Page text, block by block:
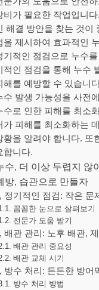
비가 필요한 작업입니
해결 방안을 찾는 것이
을 제시하여 효과적인
기적인 점검으로 누수
적인 점검을 통해 누수
해를 예방할 수 있습니
수 발생 가능성을 사전
수로 인한 피해를 최소
가 피해를 최소화하는
황을 알려야 합니다. 또
합니다.
수, 더 이상 두렵지 않
방, 습관으로 만들자
정기적인 점검: 작은 문
꼼꼼한 눈으로 살펴보기
전문가 도움 받기
배관 관리: 노후 배관,
배관 관리 중요성
배관 교체 시기
방수 처리: 든든한 방어
방수 처리 방법